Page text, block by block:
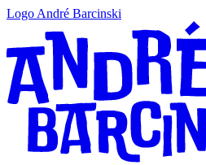
Logo André Barcinski